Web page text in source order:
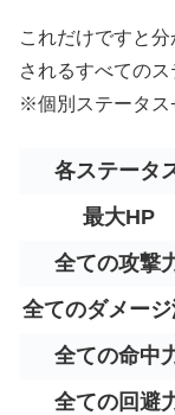
これだけですと
されるすべての
※個別ステータス
各ステータ
最大HP
全ての攻撃
全てのダメー
全ての命中
全ての回避